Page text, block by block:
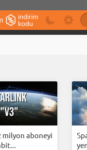
indirim
kodu
milyon aboneyi